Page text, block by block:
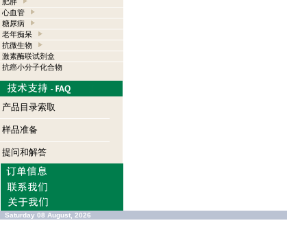
心血管
糖尿病
老年痴呆
抗微生物
激素酶联试剂盒
抗癌小分子化合物
产品目录索取
样品准备
提问和解答
Saturday 08 August, 2026